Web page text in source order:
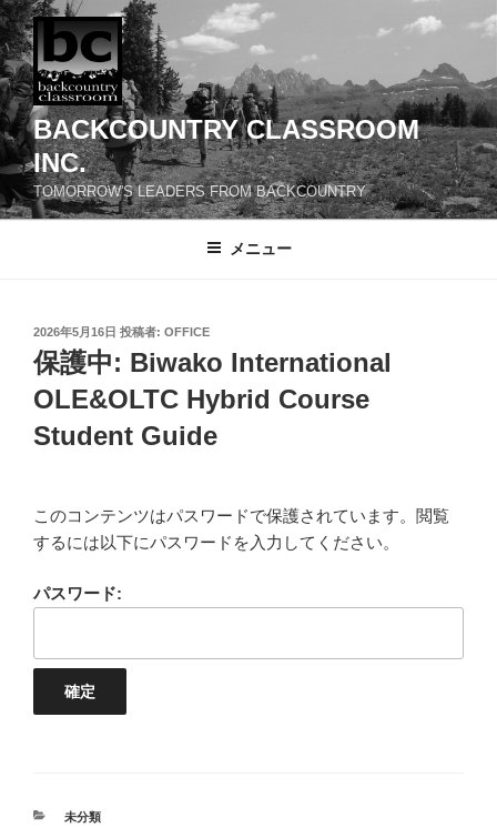
コ
ン
テ
ン
ツ
へ
ス
キ
ッ
BACKCOUNTRY CLASSROOM
INC.
TOMORROW'S LEADERS FROM BACKCOUNTRY
メニュー
投
稿
日:
2026年5月16日 投稿者: OFFICE
保護中: Biwako International
OLE&OLTC Hybrid Course
Student Guide
このコンテンツはパスワードで保護されています。閲覧
するには以下にパスワードを入力してください。
パスワード:
カ
未分類